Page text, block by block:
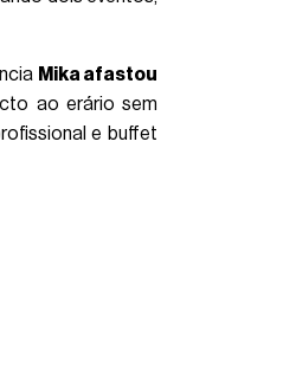
Mika afastou
ao erário sem
e buffet